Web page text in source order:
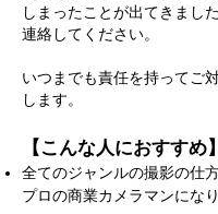
しまったことが出てきまし
連絡してください。
いつまでも責任を持ってご
します。
【こんな人におすすめ】
全てのジャンルの撮影の仕
プロの商業カメラマンにな